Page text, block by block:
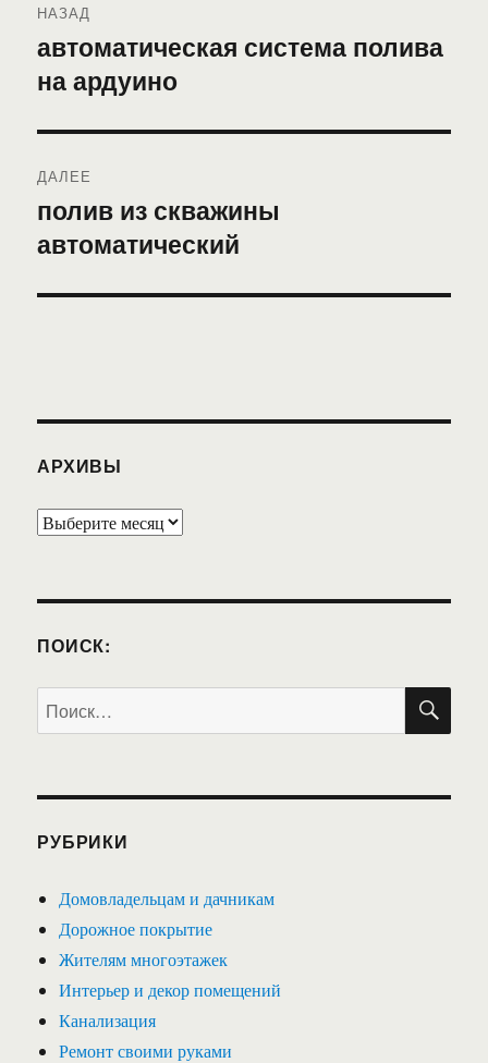
по
записям
НАЗАД
Предыдущая
запись:
автоматическая система полива
на ардуино
ДАЛЕЕ
Следующая
запись:
полив из скважины
автоматический
АРХИВЫ
Архивы
ПОИСК:
Искать:
РУБРИКИ
Домовладельцам и дачникам
Дорожное покрытие
Жителям многоэтажек
Интерьер и декор помещений
Канализация
Ремонт своими руками